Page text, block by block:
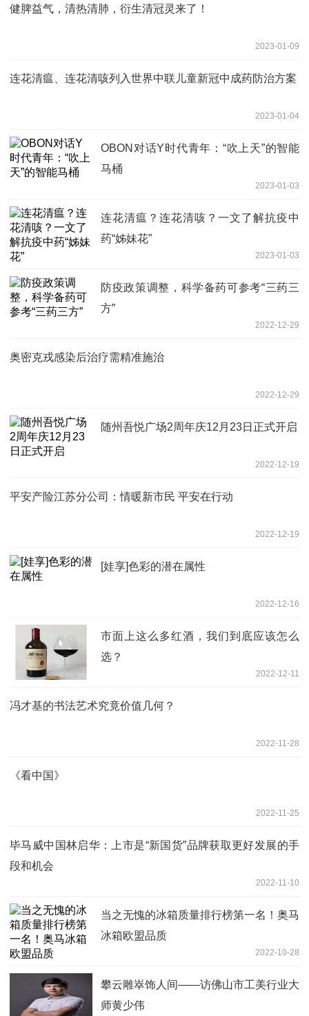
健脾益气，清热清肺，衍生清冠灵来了！
2023-01-09
连花清瘟、连花清咳列入世界中联儿童新冠中成药防治方案
2023-01-04
OBON对话Y时代青年：“吹上天”的智能
马桶
2023-01-03
连花清瘟？连花清咳？一文了解抗疫中
药“姊妹花”
2023-01-03
防疫政策调整，科学备药可参考“三药三
方”
2022-12-29
奥密克戎感染后治疗需精准施治
2022-12-29
随州吾悦广场2周年庆12月23日正式开启
2022-12-19
平安产险江苏分公司：情暖新市民 平安在行动
2022-12-19
[娃享]色彩的潜在属性
2022-12-16
市面上这么多红酒，我们到底应该怎么
选？
2022-12-11
冯才基的书法艺术究竟价值几何？
2022-11-28
《看中国》
2022-11-25
毕马威中国林启华：上市是“新国货”品牌获取更好发展的手
段和机会
2022-11-10
当之无愧的冰箱质量排行榜第一名！奥马
冰箱欧盟品质
2022-10-28
攀云雕崒饰人间——访佛山市工美行业大
师黄少伟